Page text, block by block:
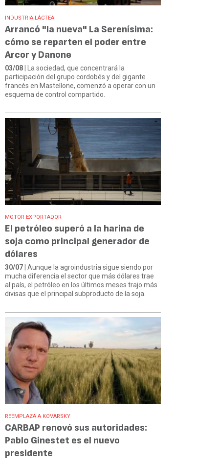
INDUSTRIA LÁCTEA
Arrancó "la nueva" La Serenísima:
cómo se reparten el poder entre
Arcor y Danone
03/08| La sociedad, que concentrará la
participación del grupo cordobés y del gigante
francés en Mastellone, comenzó a operar con un
esquema de control compartido.
MOTOR EXPORTADOR
El petróleo superó a la harina de
soja como principal generador de
dólares
30/07 | Aunque la agroindustria sigue siendo por
mucha diferencia el sector que más dólares trae
al país, el petróleo en los últimos meses trajo más
divisas que el principal subproducto de la soja.
REEMPLAZA A KOVARSKY
CARBAP renovó sus autoridades:
Pablo Ginestet es el nuevo
presidente